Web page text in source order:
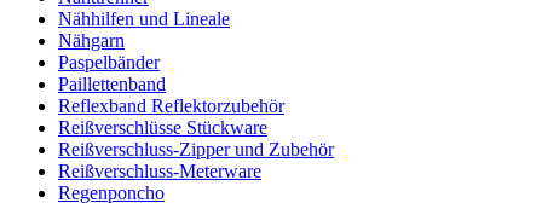
Nähhilfen und Lineale
Nähgarn
Paspelbänder
Paillettenband
Reflexband Reflektorzubehör
Reißverschlüsse Stückware
Reißverschluss-Zipper und Zubehör
Reißverschluss-Meterware
Regenponcho